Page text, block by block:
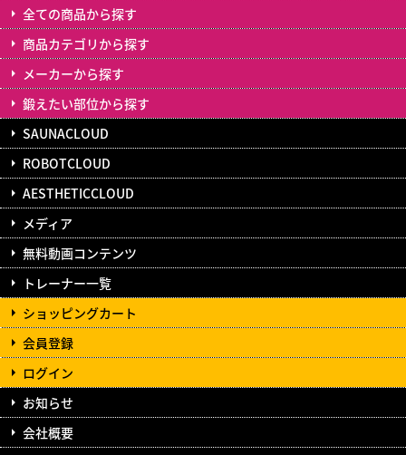
全ての商品から探す
商品カテゴリから探す
メーカーから探す
鍛えたい部位から探す
SAUNACLOUD
ROBOTCLOUD
AESTHETICCLOUD
メディア
無料動画コンテンツ
トレーナー一覧
ショッピングカート
会員登録
ログイン
お知らせ
会社概要